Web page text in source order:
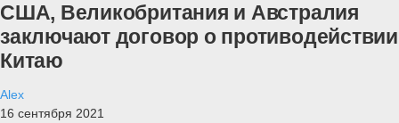
США, Великобритания и Австралия
заключают договор о противодействии
Китаю
Alex
16 сентября 2021